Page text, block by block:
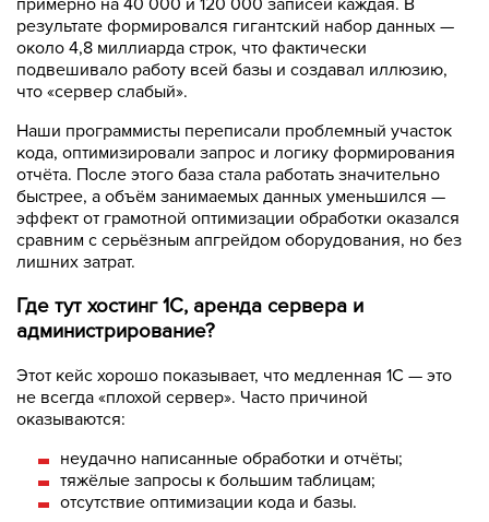
примерно на 40 000 и 120 000 записей каждая. В
результате формировался гигантский набор данных —
около 4,8 миллиарда строк, что фактически
подвешивало работу всей базы и создавал иллюзию,
что «сервер слабый».
Наши программисты переписали проблемный участок
кода, оптимизировали запрос и логику формирования
отчёта. После этого база стала работать значительно
быстрее, а объём занимаемых данных уменьшился —
эффект от грамотной оптимизации обработки оказался
сравним с серьёзным апгрейдом оборудования, но без
лишних затрат.
Где тут хостинг 1С, аренда сервера и
администрирование?
Этот кейс хорошо показывает, что медленная 1С — это
не всегда «плохой сервер». Часто причиной
оказываются:
неудачно написанные обработки и отчёты;
тяжёлые запросы к большим таблицам;
отсутствие оптимизации кода и базы.